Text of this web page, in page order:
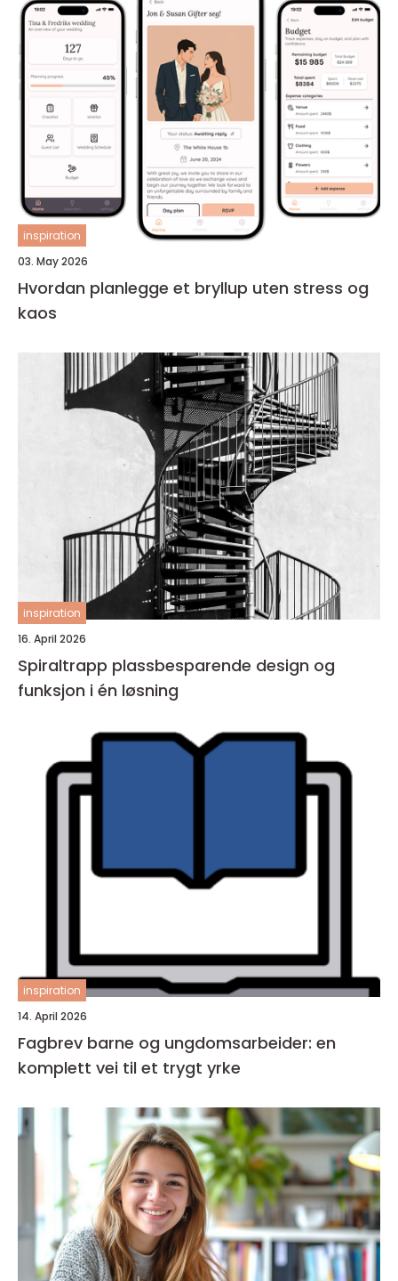
inspiration
03. May 2026
Hvordan planlegge et bryllup uten stress og
kaos
inspiration
16. April 2026
Spiraltrapp plassbesparende design og
funksjon i én løsning
inspiration
14. April 2026
Fagbrev barne og ungdomsarbeider: en
komplett vei til et trygt yrke